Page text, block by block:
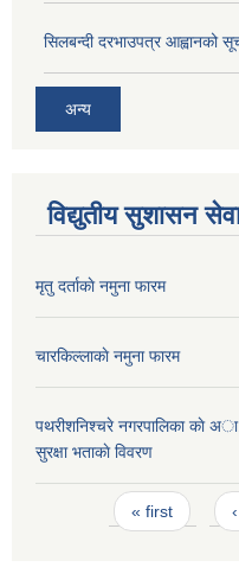
सिलबन्दी दरभाउपत्र आह्वानको
अन्य
विद्युतीय सुशासन
मृतु दर्ताकाे नमुना फारम
चारकिल्लाकाे नमुना फारम
पथरीशनिश्चरे नगरपालिका काे
सुरक्षा भताकाे विवरण
Pages« first